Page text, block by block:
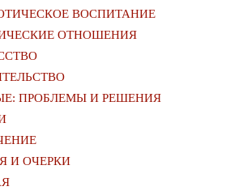
ВОСПИТАНИЕ
ОТНОШЕНИЯ
ПРОБЛЕМЫ И РЕШЕНИЯ
И ОЧЕРКИ